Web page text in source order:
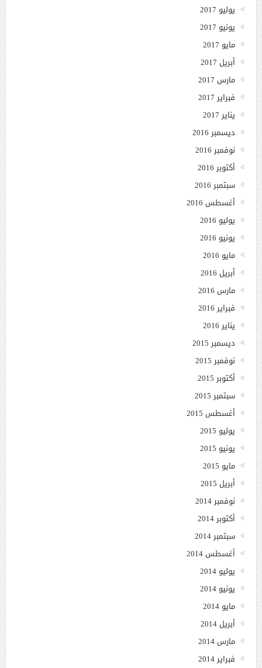
يوليو 2017
يونيو 2017
مايو 2017
أبريل 2017
مارس 2017
فبراير 2017
يناير 2017
ديسمبر 2016
نوفمبر 2016
أكتوبر 2016
سبتمبر 2016
أغسطس 2016
يوليو 2016
يونيو 2016
مايو 2016
أبريل 2016
مارس 2016
فبراير 2016
يناير 2016
ديسمبر 2015
نوفمبر 2015
أكتوبر 2015
سبتمبر 2015
أغسطس 2015
يوليو 2015
يونيو 2015
مايو 2015
أبريل 2015
نوفمبر 2014
أكتوبر 2014
سبتمبر 2014
أغسطس 2014
يوليو 2014
يونيو 2014
مايو 2014
أبريل 2014
مارس 2014
فبراير 2014